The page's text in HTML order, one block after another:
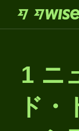
1 ニ
ド